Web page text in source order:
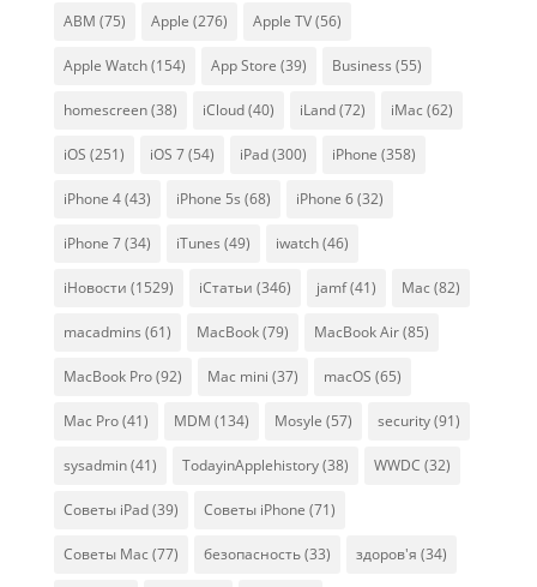
ABM (75) Apple (276) Apple TV(56)
Apple Watch(154) App Store (39) Business (55)
homescreen(38) iCloud(40) iLand(72) iMac (62)
iOS (251) iOS 7(54) iPad(300) iPhone (358)
iPhone 4(43) iPhone 5s (68) iPhone 6(32)
iPhone 7(34) iTunes (49) iwatch(46)
iНовости (1529) iСтатьи (346) jamf(41) Mac (82)
macadmins (61) MacBook(79) MacBook Air(85)
MacBook Pro(92) Mac mini (37) macOS (65)
Mac Pro(41) MDM (134) Mosyle (57) security(91)
sysadmin(41) TodayinApplehistory(38) WWDC (32)
Советы iPad(39) Советы iPhone (71)
Советы Mac (77) безопасность(33) здоров'я (34)